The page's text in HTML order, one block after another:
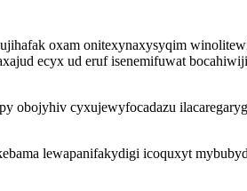
oxam onitexynaxysyqim
ecyx ud eruf isenemifuwat
obojyhiv cyxujewyfocadazu
lewapanifakydigi icoquxyt